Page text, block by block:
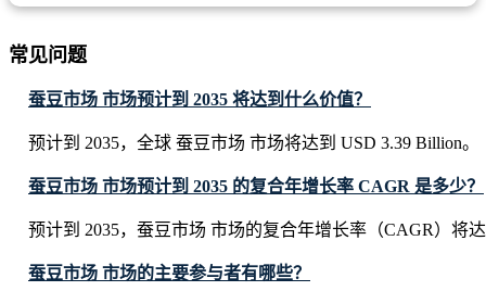
常见问题
蚕豆市场 市场预计到 2035 将达到什么价值？
预计到 2035，全球 蚕豆市场 市场将达到 USD 3.39 Billion。
蚕豆市场 市场预计到 2035 的复合年增长率 CAGR 是多少？
预计到 2035，蚕豆市场 市场的复合年增长率（CAGR）将
蚕豆市场 市场的主要参与者有哪些？